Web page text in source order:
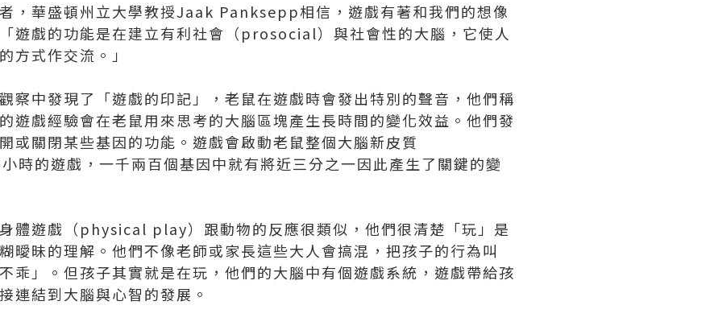
，華盛頓州立大學教授Jaak Panksepp相信，遊戲有著和我們的想像
遊戲的功能是在建立有利社會（prosocial）與社會性的大腦，它使人
方式作交流。」
察中發現了「遊戲的印記」，老鼠在遊戲時會發出特別的聲音，他們稱
遊戲經驗會在老鼠用來思考的大腦區塊產生長時間的變化效益。他們發
或關閉某些基因的功能。遊戲會啟動老鼠整個大腦新皮質
時的遊戲，一千兩百個基因中就有將近三分之一因此產生了關鍵的變
體遊戲（physical play）跟動物的反應很類似，他們很清楚「玩」是
曖昧的理解。他們不像老師或家長這些大人會搞混，把孩子的行為叫
乖」。但孩子其實就是在玩，他們的大腦中有個遊戲系統，遊戲帶給孩
連結到大腦與心智的發展。